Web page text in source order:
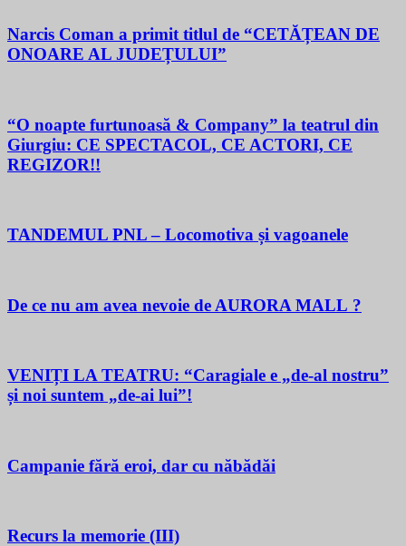
Narcis Coman a primit titlul de “CETĂȚEAN DE
ONOARE AL JUDEȚULUI”
“O noapte furtunoasă & Company” la teatrul din
Giurgiu: CE SPECTACOL, CE ACTORI, CE
REGIZOR!!
TANDEMUL PNL – Locomotiva și vagoanele
De ce nu am avea nevoie de AURORA MALL ?
VENIȚI LA TEATRU: “Caragiale e „de-al nostru”
și noi suntem „de-ai lui”!
Campanie fără eroi, dar cu năbădăi
Recurs la memorie (III)